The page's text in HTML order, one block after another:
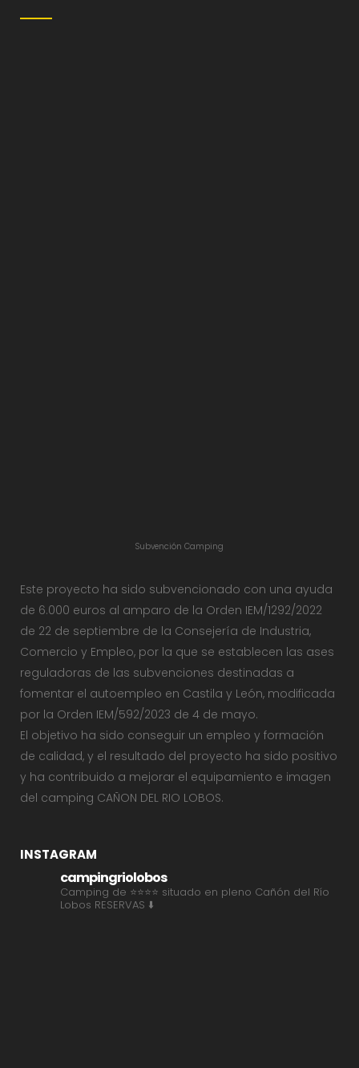
Subvención Camping
Este proyecto ha sido subvencionado con una ayuda
de 6.000 euros al amparo de la Orden IEM/1292/2022
de 22 de septiembre de la Consejería de Industria,
Comercio y Empleo, por la que se establecen las ases
reguladoras de las subvenciones destinadas a
fomentar el autoempleo en Castila y León, modificada
por la Orden IEM/592/2023 de 4 de mayo.
El objetivo ha sido conseguir un empleo y formación
de calidad, y el resultado del proyecto ha sido positivo
y ha contribuido a mejorar el equipamiento e imagen
del camping CAÑON DEL RIO LOBOS.
INSTAGRAM
campingriolobos
Camping de ⭐⭐⭐⭐ situado en pleno Cañón del Río
Lobos RESERVAS ⬇️